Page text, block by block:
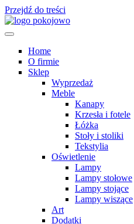
Przejdź do treści
Home
O firmie
Sklep
Wyprzedaż
Meble
Kanapy
Krzesła i fotele
Łóżka
Stoły i stoliki
Tekstylia
Oświetlenie
Lampy
Lampy stołowe
Lampy stojące
Lampy wiszące
Art
Dodatki